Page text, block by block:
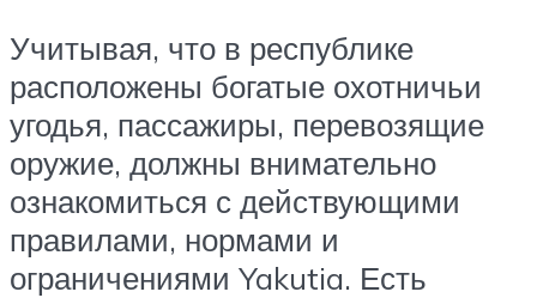
Учитывая, что в республике
расположены богатые охотничьи
угодья, пассажиры, перевозящие
оружие, должны внимательно
ознакомиться с действующими
правилами, нормами и
ограничениями Yakutia. Есть